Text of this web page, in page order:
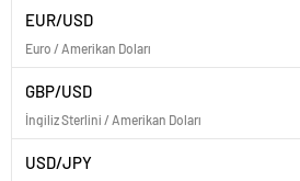
EUR/USD
Euro / Amerikan Doları
GBP/USD
İngiliz Sterlini / Amerikan Doları
USD/JPY